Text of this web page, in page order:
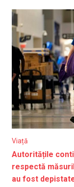
Viață
Autoritățile
respectă
au fost